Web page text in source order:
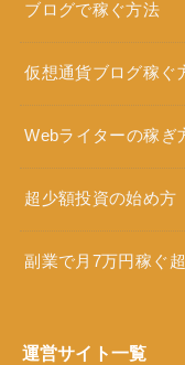
ブログで稼ぐ方法
仮想通貨ブログ稼ぐ
Webライターの稼ぎ
超少額投資の始め方
副業で月7万円稼ぐ
運営サイト一覧